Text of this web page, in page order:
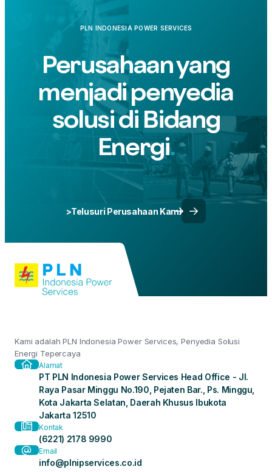
PLN INDONESIA POWER SERVICES
Perusahaan yang
menjadi penyedia
solusi di Bidang
Energi
>Telusuri Perusahaan Kami
Kami adalah PLN Indonesia Power Services, Penyedia Solusi
Energi Tepercaya
Alamat
PT PLN Indonesia Power Services Head Office - Jl.
Raya Pasar Minggu No.190, Pejaten Bar., Ps. Minggu,
Kota Jakarta Selatan, Daerah Khusus Ibukota
Jakarta 12510
Kontak
(6221) 2178 9990
Email
info@plnipservices.co.id